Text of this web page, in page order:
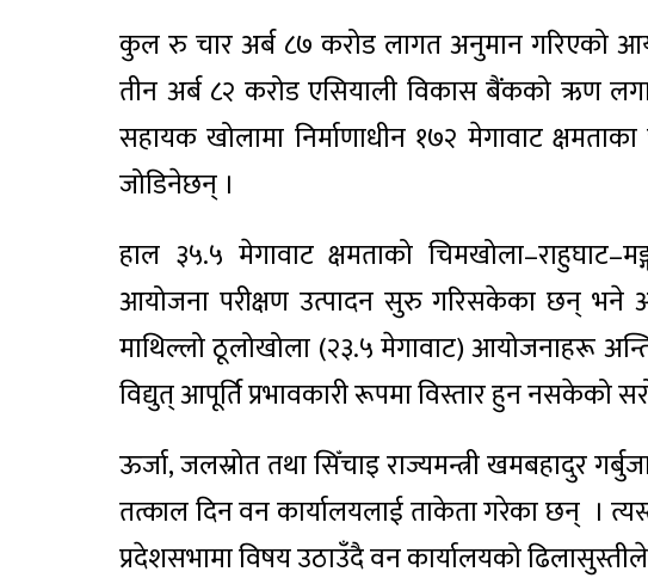
कुल रु चार अर्ब ८७ करोड लागत अनुमान गरिएको
तीन अर्ब ८२ करोड एसियाली विकास बैंकको ऋण
सहायक खोलामा निर्माणाधीन १७२ मेगावाट
जोडिनेछन् ।
हाल ३५.५ मेगावाट क्षमताको
आयोजना परीक्षण उत्पादन सुरु गरिसकेका छन् भने
माथिल्लो ठूलोखोला (२३.५ मेगावाट) आयोजनाहरू
विद्युत् आपूर्ति प्रभावकारी रूपमा विस्तार हुन नसकेको
ऊर्जा, जलस्रोत तथा सिँचाइ राज्यमन्त्री खमबहादुर
तत्काल दिन वन कार्यालयलाई ताकेता गरेका छन् ।
प्रदेशसभामा विषय उठाउँदै वन कार्यालयको